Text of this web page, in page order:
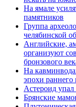
На ямале
памятников
Группа
челябинской
Английские,
организуют
бронзового
На
эпохи раннего
Астероид
Брянские